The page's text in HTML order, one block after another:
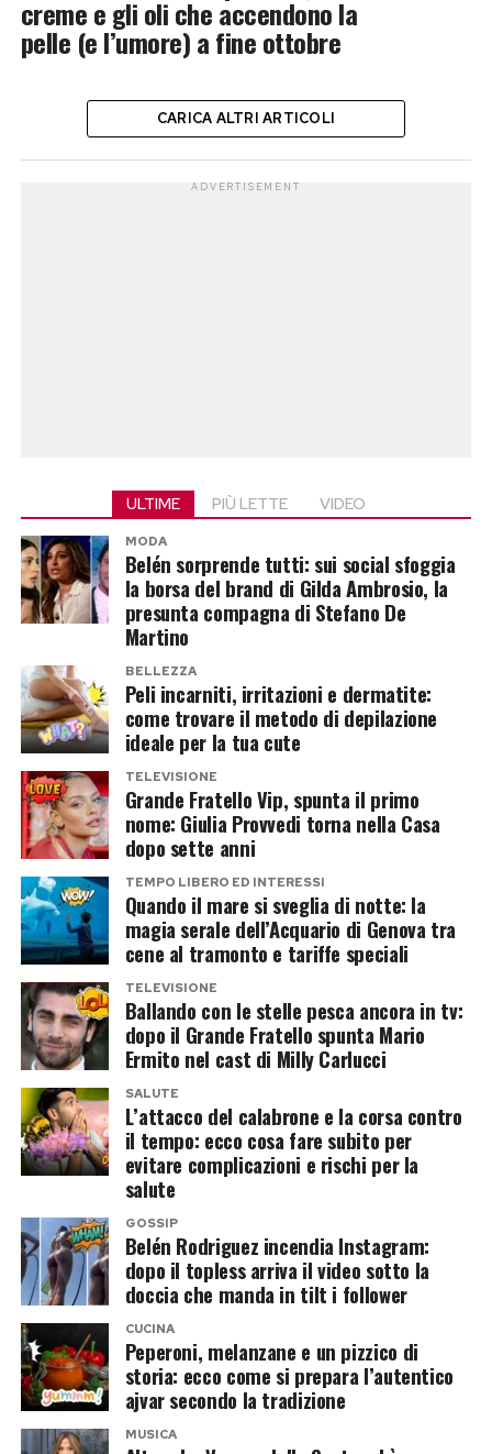
creme e gli oli che accendono la
pelle (e l’umore) a fine ottobre
CARICA ALTRI ARTICOLI
ADVERTISEMENT
ULTIME PIÙ LETTE VIDEO
MODA
Belén sorprende tutti: sui social sfoggia
la borsa del brand di Gilda Ambrosio, la
presunta compagna di Stefano De
Martino
BELLEZZA
Peli incarniti, irritazioni e dermatite:
come trovare il metodo di depilazione
ideale per la tua cute
TELEVISIONE
Grande Fratello Vip, spunta il primo
nome: Giulia Provvedi torna nella Casa
dopo sette anni
TEMPO LIBERO ED INTERESSI
Quando il mare si sveglia di notte: la
magia serale dell’Acquario di Genova tra
cene al tramonto e tariffe speciali
TELEVISIONE
Ballando con le stelle pesca ancora in tv:
dopo il Grande Fratello spunta Mario
Ermito nel cast di Milly Carlucci
SALUTE
L’attacco del calabrone e la corsa contro
il tempo: ecco cosa fare subito per
evitare complicazioni e rischi per la
salute
GOSSIP
Belén Rodriguez incendia Instagram:
dopo il topless arriva il video sotto la
doccia che manda in tilt i follower
CUCINA
Peperoni, melanzane e un pizzico di
storia: ecco come si prepara l’autentico
ajvar secondo la tradizione
MUSICA